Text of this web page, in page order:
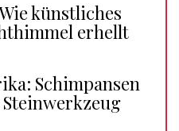
künstliches
erhellt
Schimpansen